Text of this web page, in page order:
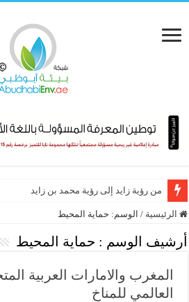
من رؤية زايد إلى رؤية محمد بن زايد
الرئيسية / الوسم: حماية المحيط
أرشيف الوسم : حماية المحيط
المغرب والامارات العربية
العالمي للمناخ